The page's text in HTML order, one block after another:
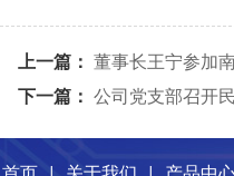
上一篇： 董事长王宁参加
下一篇： 公司党支部召开